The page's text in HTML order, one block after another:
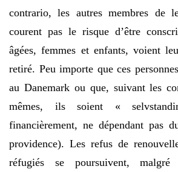
contrario, les autres membres de
courent pas le risque d’être
âgées, femmes et enfants, voient
retiré. Peu importe que ces
au Danemark ou que, suivant les
mêmes, ils soient «
financièrement, ne dépendant pas
providence). Les refus de
réfugiés se poursuivent, malgré